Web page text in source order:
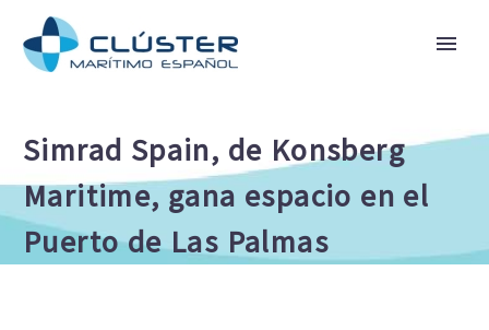
Simrad Spain, de Konsberg
Maritime, gana espacio en el
Puerto de Las Palmas